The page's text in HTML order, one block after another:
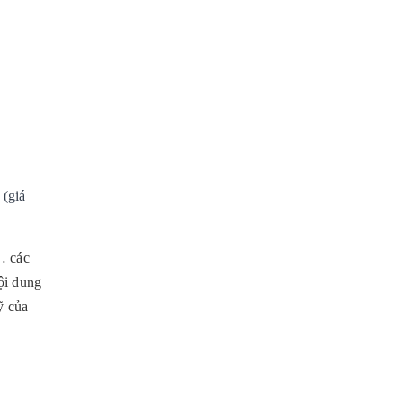
các
dung
của